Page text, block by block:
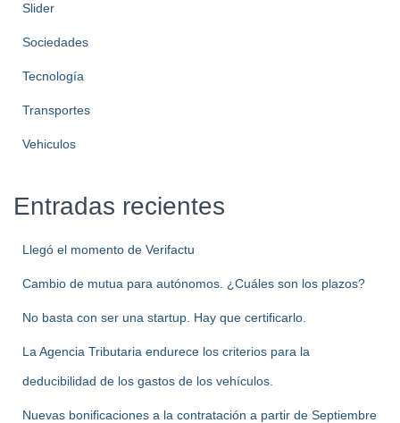
Slider
Sociedades
Tecnología
Transportes
Vehiculos
Entradas recientes
Llegó el momento de Verifactu
Cambio de mutua para autónomos. ¿Cuáles son los plazos?
No basta con ser una startup. Hay que certificarlo.
La Agencia Tributaria endurece los criterios para la
deducibilidad de los gastos de los vehículos.
Nuevas bonificaciones a la contratación a partir de Septiembre